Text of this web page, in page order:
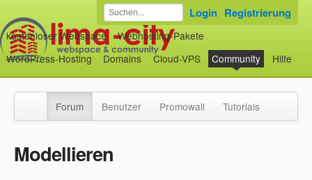
kostenloser Webspace
Webhosting-Pakete
WordPress-Hosting
Domains Cloud-VPS Community Hilfe
Login Registrierung
Forum Benutzer Promowall Tutorials
Modellieren